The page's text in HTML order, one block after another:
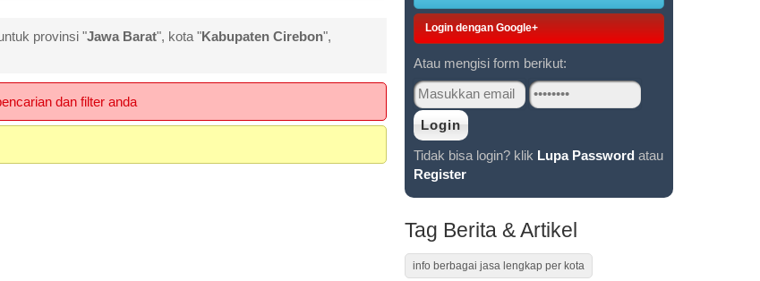
provinsi "Jawa Barat", kota "Kabupaten Cirebon",
dan filter anda
Login dengan Google+
Atau mengisi form berikut:
Tidak bisa login? klik Lupa Password atau
Register
Tag Berita & Artikel
info berbagai jasa lengkap per kota